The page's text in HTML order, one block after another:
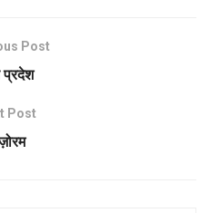
Post
प्रदेश
Post